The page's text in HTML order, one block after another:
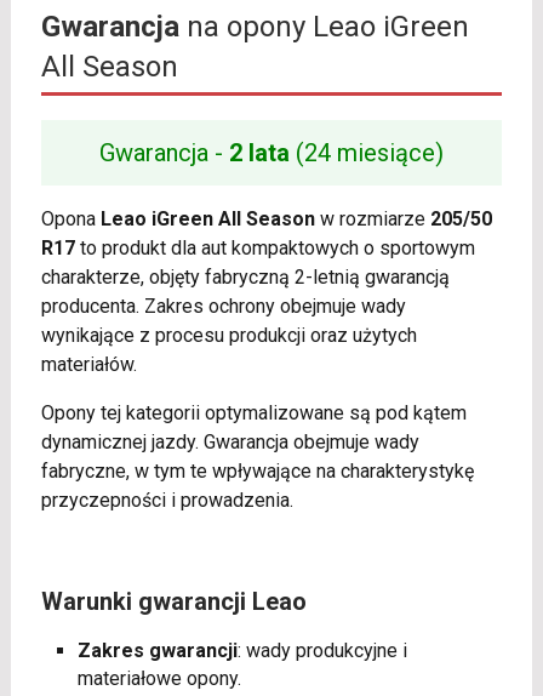
Gwarancjana opony Leao iGreen
All Season
Gwarancja - 2 lata (24 miesiące)
Opona Leao iGreen All Seasonw rozmiarze 205/50
R17to produkt dla aut kompaktowych o sportowym
charakterze, objęty fabryczną 2-letnią gwarancją
producenta. Zakres ochrony obejmuje wady
wynikające z procesu produkcji oraz użytych
materiałów.
Opony tej kategorii optymalizowane są pod kątem
dynamicznej jazdy. Gwarancja obejmuje wady
fabryczne, w tym te wpływające na charakterystykę
przyczepności i prowadzenia.
Warunki gwarancji Leao
Zakres gwarancji: wady produkcyjne i
materiałowe opony.